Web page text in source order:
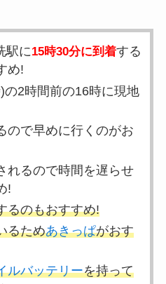
駅に15時30分に到着する
め!
2時間前の16時に現地
ので早めに行くのがお
れるので時間を遅らせ
!
るのもおすすめ!
るためあきっぱがおす
ルバッテリーを持って